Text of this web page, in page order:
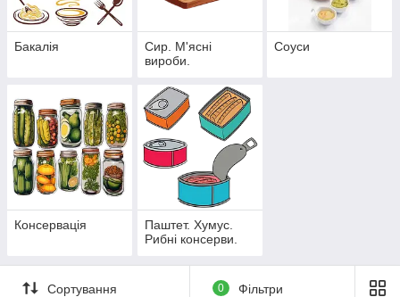
Бакалія
Сир. М'ясні
вироби.
Соуси
Консервація
Паштет. Хумус.
Рибні консерви.
Сортування 0 Фільтри